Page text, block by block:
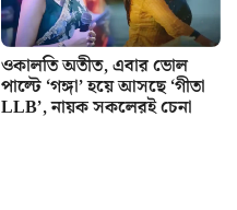
ওকালতি অতীত, এবার ভোল
পাল্টে ‘গঙ্গা’ হয়ে আসছে ‘গীতা
LLB’, নায়ক সকলেরই চেনা